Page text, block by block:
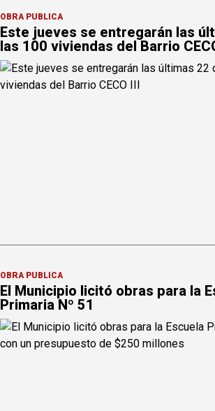
OBRA PÚBLICA
Este jueves se entregarán las
las 100 viviendas del Barrio
OBRA PÚBLICA
El Municipio licitó obras para la
Primaria Nº 51